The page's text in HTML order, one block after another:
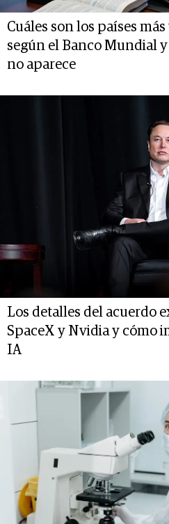
Cuáles son los países
según el Banco Mundial
no aparece
Los detalles del acuerdo
SpaceX y Nvidia y cómo
IA